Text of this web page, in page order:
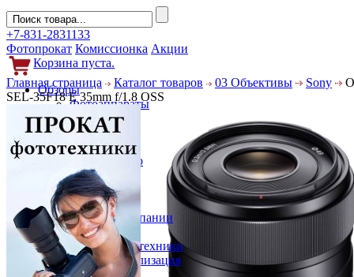
+7-831-2831133
Фотопрокат Комиссионка Акции
Корзина пуста.
Обзоры
Фотоаппараты
Объективы
Фильтры
Новости
Фото и видео
Гаджеты
Аксессуары
Слухи
Новости компании
Услуги
Прокат фототехники
Выкуп и реализация
Покупателям
Главная страница Каталог товаров 03 Объективы Sony
SEL-35F18 E 35mm f/1.8 OSS